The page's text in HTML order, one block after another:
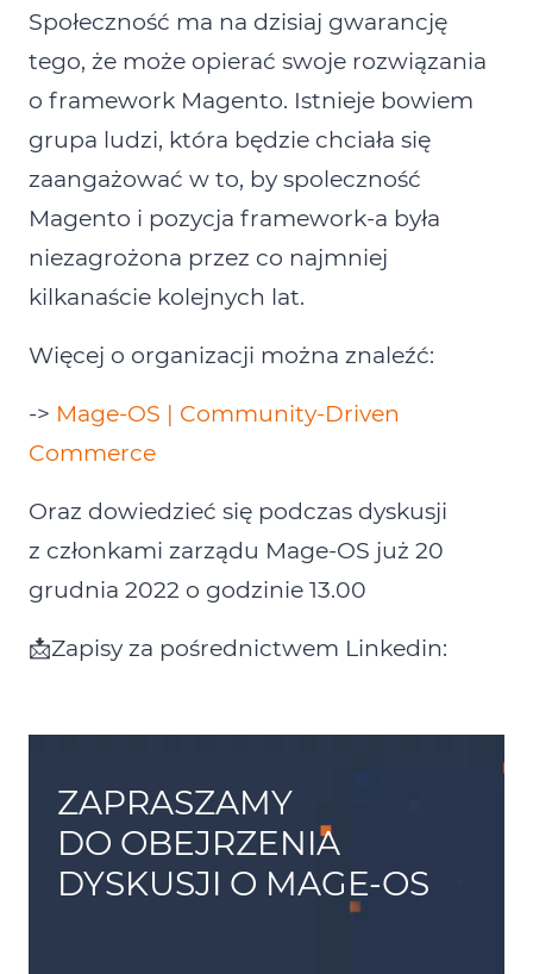
Społeczność ma na dzisiaj gwarancję
tego, że może opierać swoje rozwiązania
o framework Magento. Istnieje bowiem
grupa ludzi, która będzie chciała się
zaangażować w to, by spoleczność
Magento i pozycja framework‑a była
niezagrożona przez co najmniej
kilkanaście kolejnych lat.
Więcej o organizacji można znaleźć:
‑> Mage‑OS | Community‑Driven
Commerce
Oraz dowiedzieć się podczas dyskusji
z członkami zarządu Mage‑OS już 20
grudnia 2022 o godzinie 13.00
📩Zapisy za pośrednictwem Linkedin:
ZAPRASZAMY
DO OBEJRZENIA
DYSKUSJI O MAGE-OS